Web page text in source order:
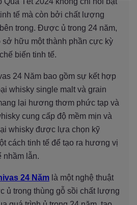
tế mà còn bởi chất lượng
trong. Được ủ trong 24 năm,
sở hữu một thành phần cực kỳ
biến tinh tế.
24 Năm bao gồm sự kết hợp
whisky single malt và grain
lại hương thơm phức tạp và
cung cấp độ mềm mịn và
whisky được lựa chọn kỹ
cách tinh tế để tạo ra hương vị
nhầm lẫn.
24 Năm là một nghệ thuật
ủ trong thùng gỗ sồi chất lượng